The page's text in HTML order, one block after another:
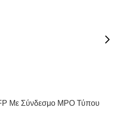
Με Σύνδεσμο MPO Τύπου